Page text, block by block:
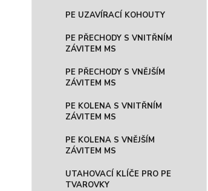
PE UZAVÍRACÍ KOHOUTY
PE PŘECHODY S VNITŘNÍM
ZÁVITEM MS
PE PŘECHODY S VNĚJŠÍM
ZÁVITEM MS
PE KOLENA S VNITŘNÍM
ZÁVITEM MS
PE KOLENA S VNĚJŠÍM
ZÁVITEM MS
UTAHOVACÍ KLÍČE PRO PE
TVAROVKY